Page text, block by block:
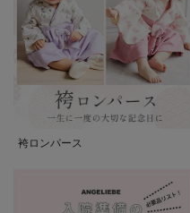
袴ロンパース